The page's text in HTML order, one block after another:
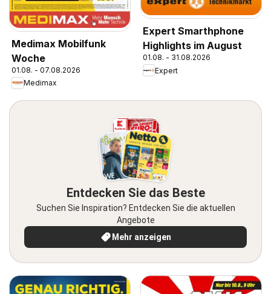
Medimax Mobilfunk
Woche
01.08. - 07.08.2026
Medimax
Expert Smarthphone
Highlights im August
01.08. - 31.08.2026
Expert
Entdecken Sie das Beste
Suchen Sie Inspiration? Entdecken Sie die aktuellen
Angebote
Mehr anzeigen